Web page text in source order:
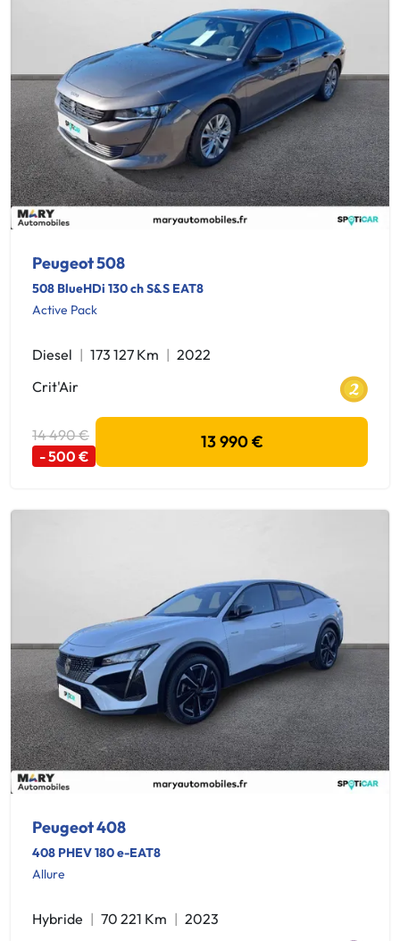
Peugeot 508
508 BlueHDi 130 ch S&S EAT8
Active Pack
Diesel 173 127 Km
2022
Crit'Air
14 490 €
- 500 €
13 990 €
Peugeot 408
408 PHEV 180 e-EAT8
Allure
Hybride 70 221 Km
2023